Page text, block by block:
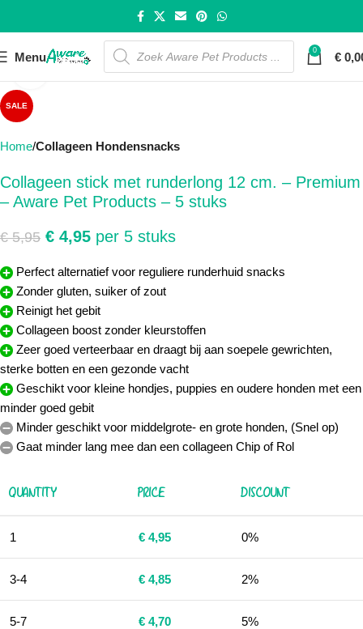
Menu 0 €
SALE
Click to enlarge
Home Collageen Hondensnacks
Collageen stick met runderlong 12 cm. – Premium
– Aware Pet Products – 5 stuks
€5,95 € 4,95 per 5 stuks
Perfect alternatief voor reguliere runderhuid snacks
Zonder gluten, suiker of zout
Reinigt het gebit
Collageen boost zonder kleurstoffen
Zeer goed verteerbaar en draagt bij aan soepele gewrichten,
sterke botten en een gezonde vacht
Geschikt voor kleine hondjes, puppies en oudere honden met een
minder goed gebit
Minder geschikt voor middelgrote- en grote honden, (Snel op)
Gaat minder lang mee dan een collageen Chip of Rol
QUANTITY PRICE DISCOUNT
1 € 4,95 0%
3-4 € 4,85 2%
5-7 € 4,70 5%